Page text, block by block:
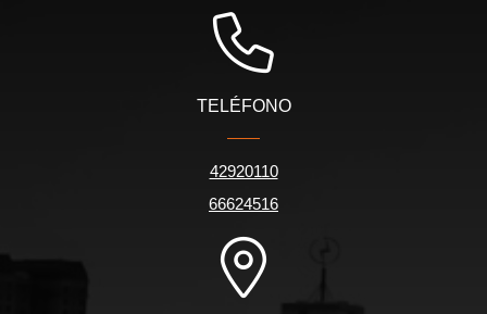
TELÉFONO
42920110
66624516